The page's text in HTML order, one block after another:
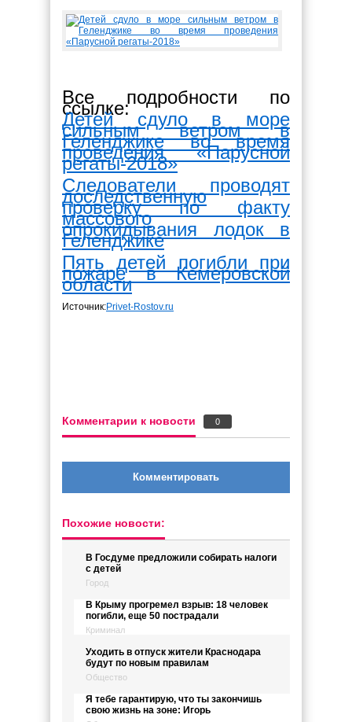
Все подробности по
ссылке:
Детей сдуло в море
сильным ветром в
Геленджике во время
проведения «Парусной
регаты-2018»
Следователи проводят
доследственную
проверку по факту
массового
опрокидывания лодок в
Геленджике
Пять детей погибли при
пожаре в Кемеровской
области
Источник:Privet-Rostov.ru
Комментарии к новости 0
Комментировать
Похожие новости:
В Госдуме предложили собирать налоги
с детей
Город
В Крыму прогремел взрыв: 18 человек
погибли, еще 50 пострадали
Криминал
Уходить в отпуск жители Краснодара
будут по новым правилам
Общество
Я тебе гарантирую, что ты закончишь
свою жизнь на зоне: Игорь